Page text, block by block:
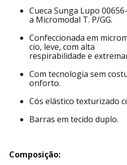
Cueca Sunga Lupo
a Micromodal T. P/GG.
Confeccionada em
cio, leve, com alta
respirabilidade e
Com tecnologia sem
onforto.
Cós elástico texturizado
Barras em tecido duplo.
Composição: